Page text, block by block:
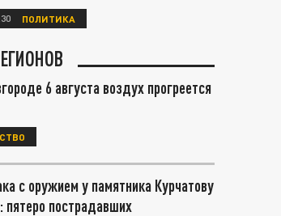
ПОЛИТИКА
6 августа воздух прогреется
с оружием у памятника Курчатову
пятеро пострадавших